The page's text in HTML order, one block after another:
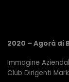
2020 – Agorà di
Immagine
Club Dirigenti